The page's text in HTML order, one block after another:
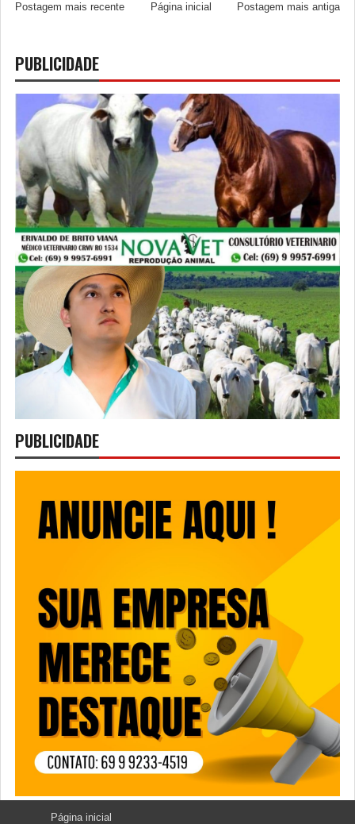
Postagem mais recente Postagem mais antiga
Página inicial
PUBLICIDADE
PUBLICIDADE
Página inicial